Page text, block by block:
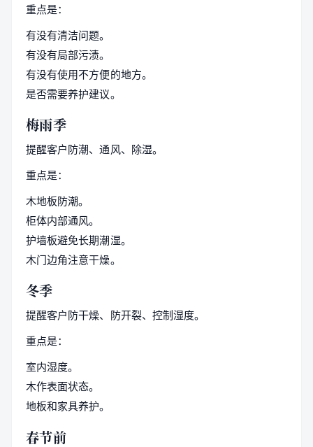
重点是：
有没有清洁问题。
有没有局部污渍。
有没有使用不方便的地方。
是否需要养护建议。
梅雨季
提醒客户防潮、通风、除湿。
重点是：
木地板防潮。
柜体内部通风。
护墙板避免长期潮湿。
木门边角注意干燥。
冬季
提醒客户防干燥、防开裂、控制湿度。
重点是：
室内湿度。
木作表面状态。
地板和家具养护。
春节前